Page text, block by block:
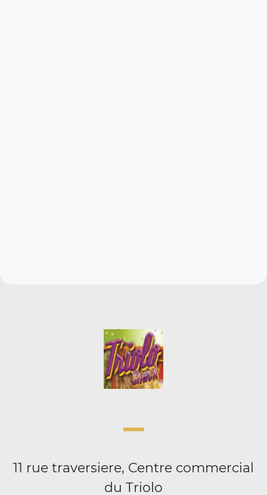
11 rue traversiere, Centre commercial
du Triolo